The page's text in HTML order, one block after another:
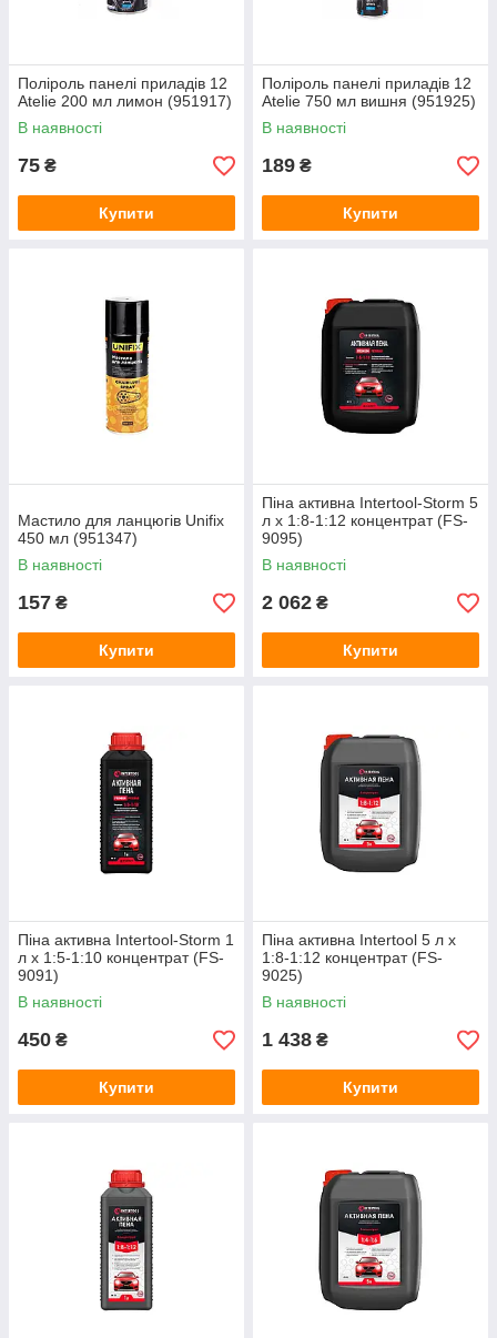
Поліроль панелі приладів 12
Atelie 200 мл лимон (951917)
В наявності
75 ₴
Купити
Поліроль панелі приладів 12
Atelie 750 мл вишня (951925)
В наявності
189 ₴
Купити
Мастило для ланцюгів Unifix
450 мл (951347)
В наявності
157 ₴
Купити
Піна активна Intertool-Storm 5
л x 1:8-1:12 концентрат (FS-
9095)
В наявності
2 062 ₴
Купити
Піна активна Intertool-Storm 1
л x 1:5-1:10 концентрат (FS-
9091)
В наявності
450 ₴
Купити
Піна активна Intertool 5 л x
1:8-1:12 концентрат (FS-
9025)
В наявності
1 438 ₴
Купити